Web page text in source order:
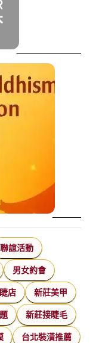
聯誼活動
男女約會
店 新莊美甲
新莊接睫毛
台北裝潢推薦